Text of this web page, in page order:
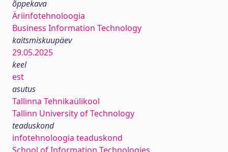
õppekava
Äriinfotehnoloogia
Business Information Technology
kaitsmiskuupäev
29.05.2025
keel
est
asutus
Tallinna Tehnikaülikool
Tallinn University of Technology
teaduskond
infotehnoloogia teaduskond